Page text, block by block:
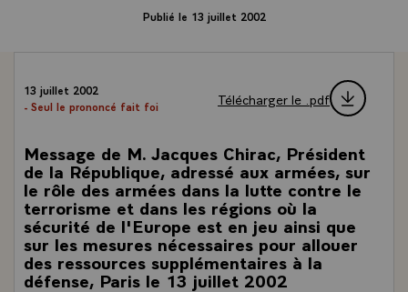
Publié le 13 juillet 2002
13 juillet 2002
- Seul le prononcé fait foi
Télécharger le .pdf
Message de M. Jacques Chirac, Président
de la République, adressé aux armées, sur
le rôle des armées dans la lutte contre le
terrorisme et dans les régions où la
sécurité de l'Europe est en jeu ainsi que
sur les mesures nécessaires pour allouer
des ressources supplémentaires à la
défense, Paris le 13 juillet 2002